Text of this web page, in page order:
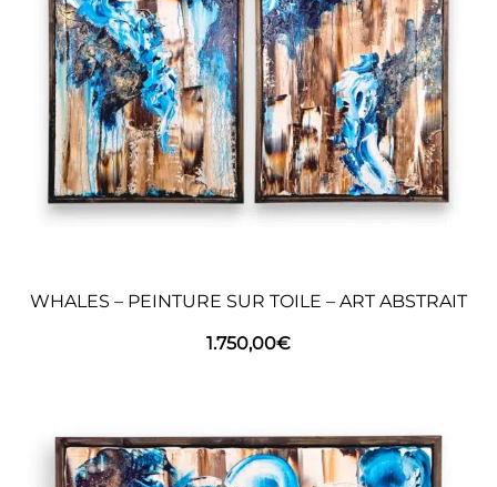
WHALES – PEINTURE SUR TOILE – ART ABSTRAIT
1.750,00€